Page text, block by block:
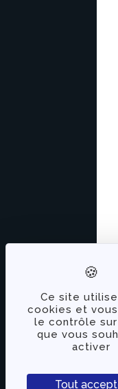
Ce site
cookies et
le contrôle
que vous
activer
Tout